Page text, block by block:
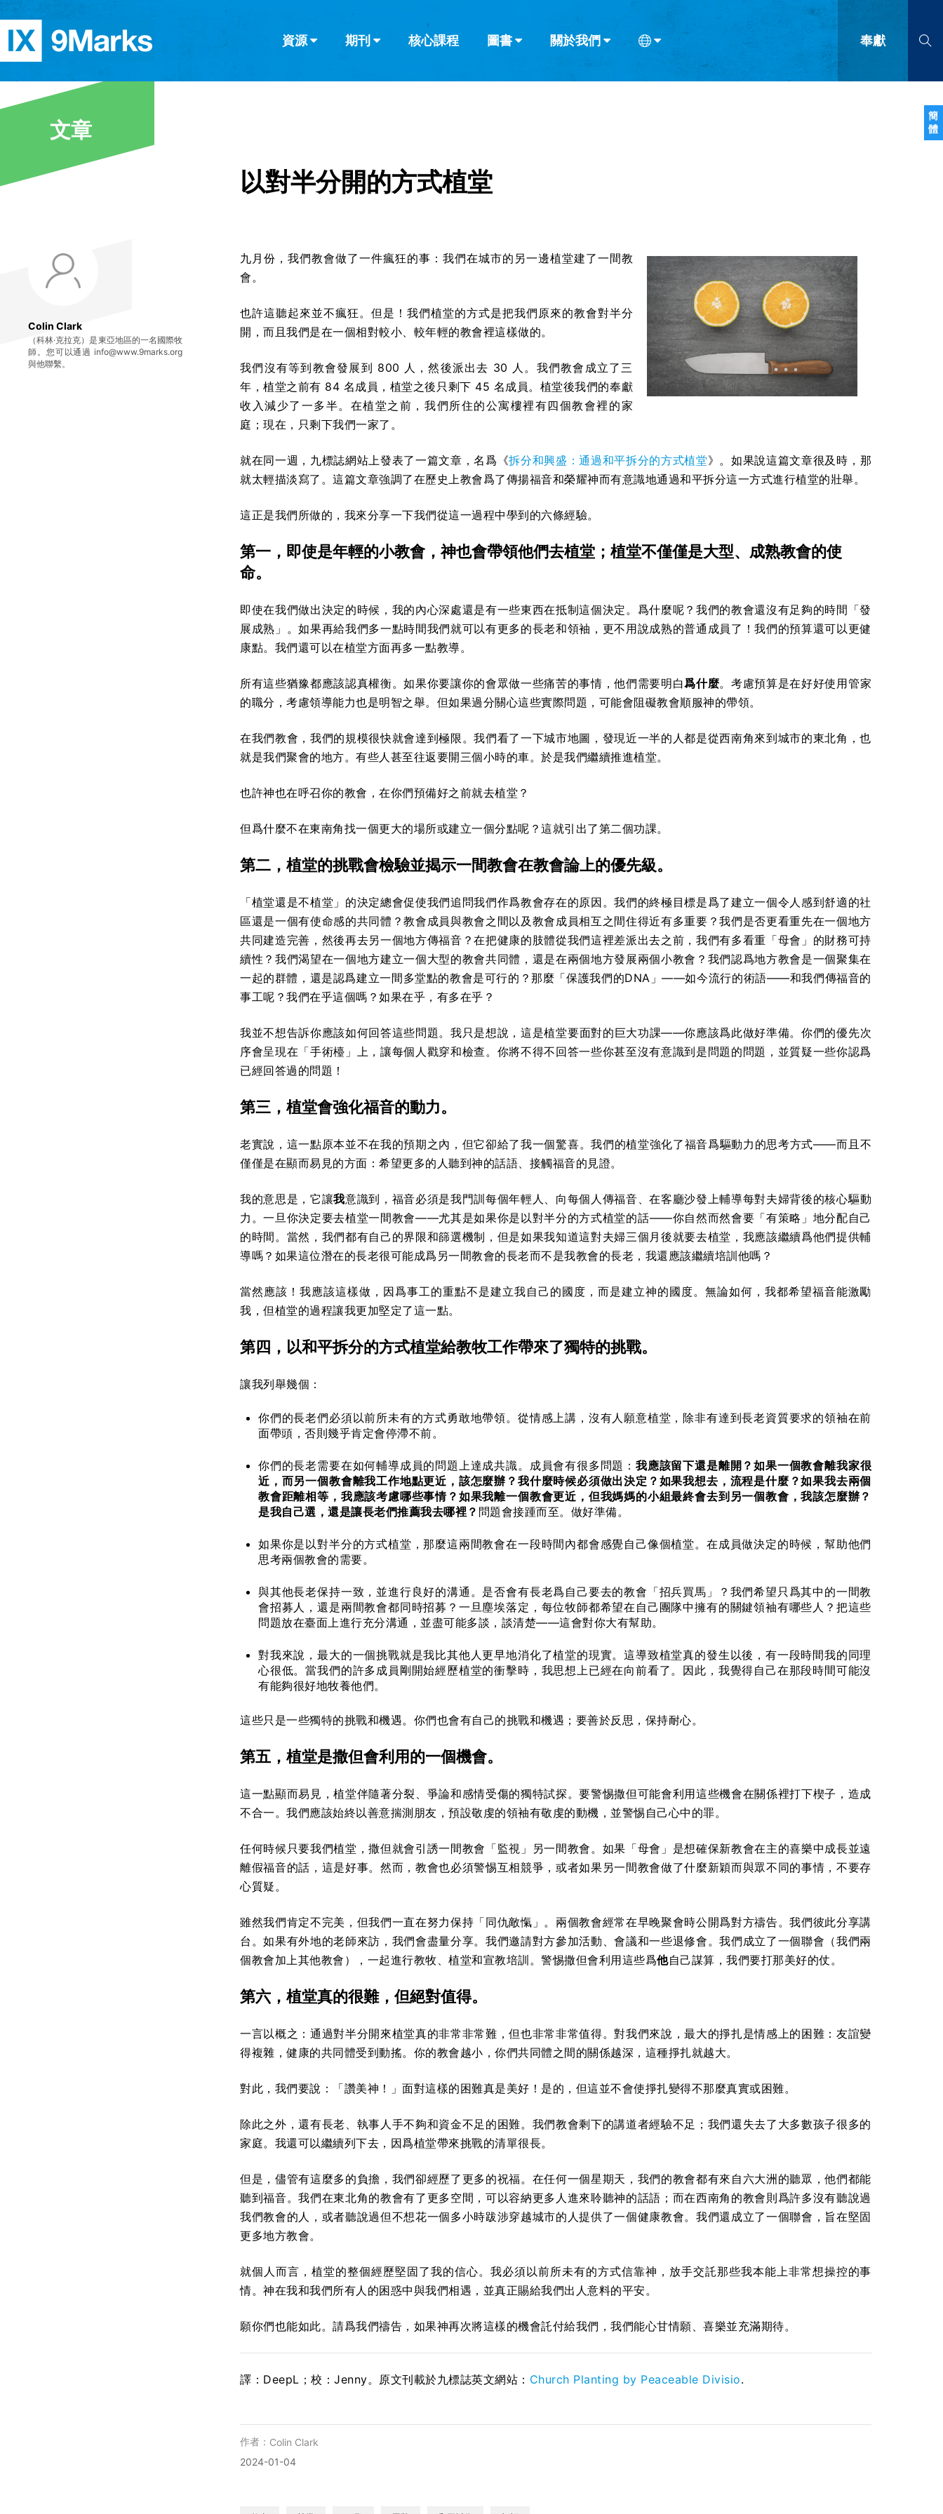
簡
體
資源 期刊 核心課程 圖書 關於我們 奉獻
查看全部
查看全部
简体中文
文章
Colin Clark
（科林·克拉克）是東亞地區的一名國際牧
師。您可以通過 info@www.9marks.org
與他聯繫。
以對半分開的方式植堂
九月份，我們教會做了一件瘋狂的事：我們在城市的另一邊植堂建了一間教
會。
也許這聽起來並不瘋狂。但是！我們植堂的方式是把我們原來的教會對半分
開，而且我們是在一個相對較小、較年輕的教會裡這樣做的。
我們沒有等到教會發展到 800 人，然後派出去 30 人。我們教會成立了三
年，植堂之前有 84 名成員，植堂之後只剩下 45 名成員。植堂後我們的奉獻
收入減少了一多半。在植堂之前，我們所住的公寓樓裡有四個教會裡的家
庭；現在，只剩下我們一家了。
就在同一週，九標誌網站上發表了一篇文章，名爲《拆分和興盛：通過和平拆分的方式植堂》。如果說這篇文章很及時，那
就太輕描淡寫了。這篇文章強調了在歷史上教會爲了傳揚福音和榮耀神而有意識地通過和平拆分這一方式進行植堂的壯舉。
這正是我們所做的，我來分享一下我們從這一過程中學到的六條經驗。
第一，即使是年輕的小教會，神也會帶領他們去植堂；植堂不僅僅是大型、成熟教會的使
命。
即使在我們做出決定的時候，我的內心深處還是有一些東西在抵制這個決定。爲什麼呢？我們的教會還沒有足夠的時間「發
展成熟」。如果再給我們多一點時間我們就可以有更多的長老和領袖，更不用說成熟的普通成員了！我們的預算還可以更健
康點。我們還可以在植堂方面再多一點教導。
所有這些猶豫都應該認真權衡。如果你要讓你的會眾做一些痛苦的事情，他們需要明白爲什麼。考慮預算是在好好使用管家
的職分，考慮領導能力也是明智之舉。但如果過分關心這些實際問題，可能會阻礙教會順服神的帶領。
在我們教會，我們的規模很快就會達到極限。我們看了一下城市地圖，發現近一半的人都是從西南角來到城市的東北角，也
就是我們聚會的地方。有些人甚至往返要開三個小時的車。於是我們繼續推進植堂。
也許神也在呼召你的教會，在你們預備好之前就去植堂？
但爲什麼不在東南角找一個更大的場所或建立一個分點呢？這就引出了第二個功課。
第二，植堂的挑戰會檢驗並揭示一間教會在教會論上的優先級。
「植堂還是不植堂」的決定總會促使我們追問我們作爲教會存在的原因。我們的終極目標是爲了建立一個令人感到舒適的社
區還是一個有使命感的共同體？教會成員與教會之間以及教會成員相互之間住得近有多重要？我們是否更看重先在一個地方
共同建造完善，然後再去另一個地方傳福音？在把健康的肢體從我們這裡差派出去之前，我們有多看重「母會」的財務可持
續性？我們渴望在一個地方建立一個大型的教會共同體，還是在兩個地方發展兩個小教會？我們認爲地方教會是一個聚集在
一起的群體，還是認爲建立一間多堂點的教會是可行的？那麼「保護我們的DNA」——如今流行的術語——和我們傳福音的
事工呢？我們在乎這個嗎？如果在乎，有多在乎？
我並不想告訴你應該如何回答這些問題。我只是想說，這是植堂要面對的巨大功課——你應該爲此做好準備。你們的優先次
序會呈現在「手術檯」上，讓每個人戳穿和檢查。你將不得不回答一些你甚至沒有意識到是問題的問題，並質疑一些你認爲
已經回答過的問題！
第三，植堂會強化福音的動力。
老實說，這一點原本並不在我的預期之內，但它卻給了我一個驚喜。我們的植堂強化了福音爲驅動力的思考方式——而且不
僅僅是在顯而易見的方面：希望更多的人聽到神的話語、接觸福音的見證。
我的意思是，它讓我意識到，福音必須是我門訓每個年輕人、向每個人傳福音、在客廳沙發上輔導每對夫婦背後的核心驅動
力。一旦你決定要去植堂一間教會——尤其是如果你是以對半分的方式植堂的話——你自然而然會要「有策略」地分配自己
的時間。當然，我們都有自己的界限和篩選機制，但是如果我知道這對夫婦三個月後就要去植堂，我應該繼續爲他們提供輔
導嗎？如果這位潛在的長老很可能成爲另一間教會的長老而不是我教會的長老，我還應該繼續培訓他嗎？
當然應該！我應該這樣做，因爲事工的重點不是建立我自己的國度，而是建立神的國度。無論如何，我都希望福音能激勵
我，但植堂的過程讓我更加堅定了這一點。
第四，以和平拆分的方式植堂給教牧工作帶來了獨特的挑戰。
讓我列舉幾個：
你們的長老們必須以前所未有的方式勇敢地帶領。從情感上講，沒有人願意植堂，除非有達到長老資質要求的領袖在前
面帶頭，否則幾乎肯定會停滯不前。
你們的長老需要在如何輔導成員的問題上達成共識。成員會有很多問題：我應該留下還是離開？如果一個教會離我家很
近，而另一個教會離我工作地點更近，該怎麼辦？我什麼時候必須做出決定？如果我想去，流程是什麼？如果我去兩個
教會距離相等，我應該考慮哪些事情？如果我離一個教會更近，但我媽媽的小組最終會去到另一個教會，我該怎麼辦？
是我自己選，還是讓長老們推薦我去哪裡？ 問題會接踵而至。做好準備。
如果你是以對半分的方式植堂，那麼這兩間教會在一段時間內都會感覺自己像個植堂。在成員做決定的時候，幫助他們
思考兩個教會的需要。
與其他長老保持一致，並進行良好的溝通。是否會有長老爲自己要去的教會「招兵買馬」？我們希望只爲其中的一間教
會招募人，還是兩間教會都同時招募？一旦塵埃落定，每位牧師都希望在自己團隊中擁有的關鍵領袖有哪些人？把這些
問題放在臺面上進行充分溝通，並盡可能多談，談清楚——這會對你大有幫助。
對我來說，最大的一個挑戰就是我比其他人更早地消化了植堂的現實。這導致植堂真的發生以後，有一段時間我的同理
心很低。當我們的許多成員剛開始經歷植堂的衝擊時，我思想上已經在向前看了。因此，我覺得自己在那段時間可能沒
有能夠很好地牧養他們。
這些只是一些獨特的挑戰和機遇。你們也會有自己的挑戰和機遇；要善於反思，保持耐心。
第五，植堂是撒但會利用的一個機會。
這一點顯而易見，植堂伴隨著分裂、爭論和感情受傷的獨特試探。要警惕撒但可能會利用這些機會在關係裡打下楔子，造成
不合一。我們應該始終以善意揣測朋友，預設敬虔的領袖有敬虔的動機，並警惕自己心中的罪。
任何時候只要我們植堂，撒但就會引誘一間教會「監視」另一間教會。如果「母會」是想確保新教會在主的喜樂中成長並遠
離假福音的話，這是好事。然而，教會也必須警惕互相競爭，或者如果另一間教會做了什麼新穎而與眾不同的事情，不要存
心質疑。
雖然我們肯定不完美，但我們一直在努力保持「同仇敵愾」。兩個教會經常在早晚聚會時公開爲對方禱告。我們彼此分享講
台。如果有外地的老師來訪，我們會盡量分享。我們邀請對方參加活動、會議和一些退修會。我們成立了一個聯會（我們兩
個教會加上其他教會），一起進行教牧、植堂和宣教培訓。警惕撒但會利用這些爲他自己謀算，我們要打那美好的仗。
第六，植堂真的很難，但絕對值得。
一言以概之：通過對半分開來植堂真的非常非常難，但也非常非常值得。對我們來說，最大的掙扎是情感上的困難：友誼變
得複雜，健康的共同體受到動搖。你的教會越小，你們共同體之間的關係越深，這種掙扎就越大。
對此，我們要說：「讚美神！」面對這樣的困難真是美好！是的，但這並不會使掙扎變得不那麼真實或困難。
除此之外，還有長老、執事人手不夠和資金不足的困難。我們教會剩下的講道者經驗不足；我們還失去了大多數孩子很多的
家庭。我還可以繼續列下去，因爲植堂帶來挑戰的清單很長。
但是，儘管有這麼多的負擔，我們卻經歷了更多的祝福。在任何一個星期天，我們的教會都有來自六大洲的聽眾，他們都能
聽到福音。我們在東北角的教會有了更多空間，可以容納更多人進來聆聽神的話語；而在西南角的教會則爲許多沒有聽說過
我們教會的人，或者聽說過但不想花一個多小時跋涉穿越城市的人提供了一個健康教會。我們還成立了一個聯會，旨在堅固
更多地方教會。
就個人而言，植堂的整個經歷堅固了我的信心。我必須以前所未有的方式信靠神，放手交託那些我本能上非常想操控的事
情。神在我和我們所有人的困惑中與我們相遇，並真正賜給我們出人意料的平安。
願你們也能如此。請爲我們禱告，如果神再次將這樣的機會託付給我們，我們能心甘情願、喜樂並充滿期待。
譯：DeepL；校：Jenny。原文刊載於九標誌英文網站： Church Planting by Peaceable Divisio.
作者： Colin Clark
2024-01-04